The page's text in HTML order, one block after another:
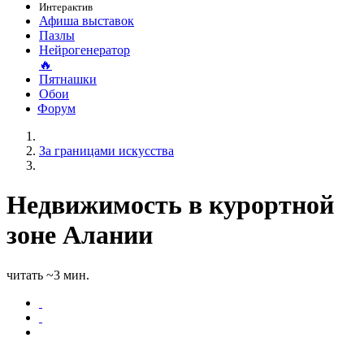
Интерактив
Афиша выставок
Пазлы
Нейрогенератор
🔥
Пятнашки
Обои
Форум
За границами искусства
Недвижимость в курортной
зоне Алании
читать ~3 мин.